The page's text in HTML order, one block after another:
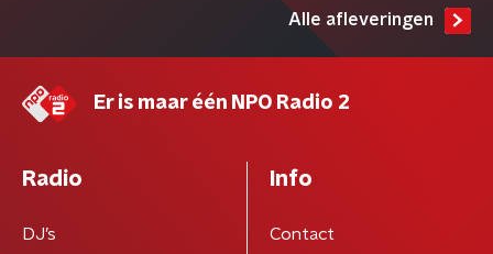
Alle afleveringen
Er is maar één NPO Radio 2
Radio
DJ’s
Info
Contact